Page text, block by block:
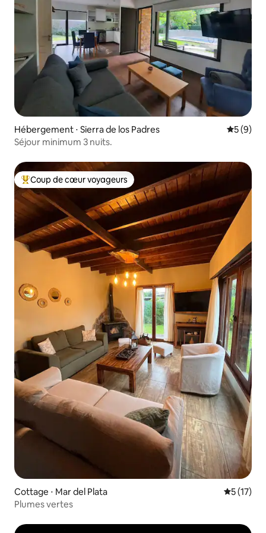
Hébergement ⋅ Sierra de los Padres
5 (9)
Séjour minimum 3 nuits.
Coups de cœur voyageurs les plus appréciés
Coup de cœur voyageurs
Cottage ⋅ Mar del Plata
5 (17)
Plumes vertes